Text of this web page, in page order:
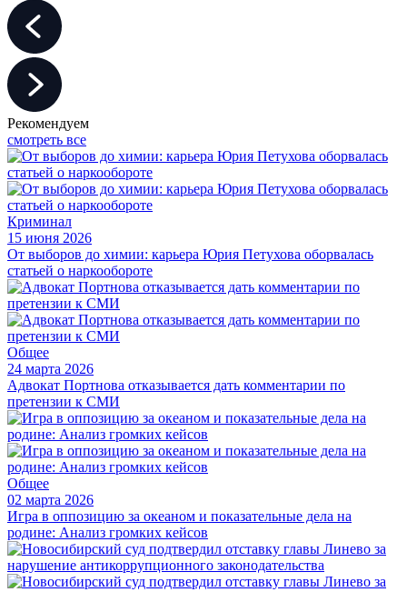
Рекомендуем
смотреть все
Криминал
15 июня 2026
От выборов до химии: карьера Юрия Петухова оборвалась
статьей о наркообороте
Общее
24 марта 2026
Адвокат Портнова отказывается дать комментарии по
претензии к СМИ
Общее
02 марта 2026
Игра в оппозицию за океаном и показательные дела на
родине: Анализ громких кейсов